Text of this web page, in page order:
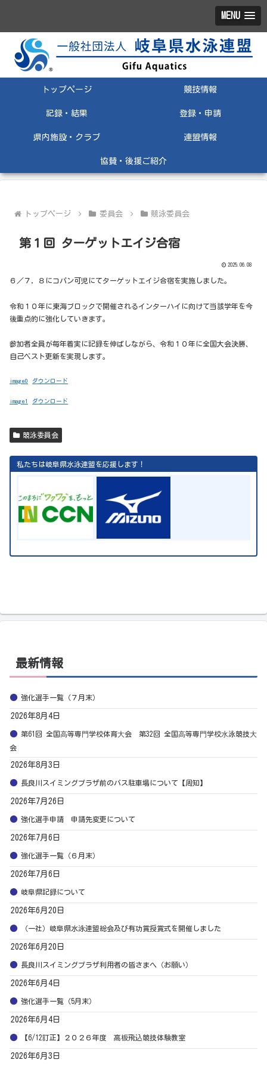
MENU
トップページ 競技情報
記録・結果 登録・申請
県内施設・クラブ 連盟情報
協賛・後援ご紹介
トップページ 委員会 競泳委員会
第１回 ターゲットエイジ合宿
2025.06.08
６／７，８にコパン可児にてターゲットエイジ合宿を実施しました。
令和１０年に東海ブロックで開催されるインターハイに向けて当該学年を今
後重点的に強化していきます。
参加者全員が毎年着実に記録を伸ばしながら、令和１０年に全国大会決勝、
自己ベスト更新を実現します。
image0 ダウンロード
image1 ダウンロード
競泳委員会
私たちは岐阜県水泳連盟を応援します！
最新情報
強化選手一覧（７月末）
2026年8月4日
第61回 全国⾼等専⾨学校体育⼤会 第32回 全国⾼等専⾨学校⽔泳競技⼤
会
2026年8月3日
長良川スイミングプラザ前のバス駐車場について【周知】
2026年7月26日
強化選手申請 申請先変更について
2026年7月6日
強化選手一覧（６月末）
2026年7月6日
岐阜県記録について
2026年6月20日
（一社）岐阜県水泳連盟総会及び有功賞授賞式を開催しました
2026年6月20日
長良川スイミングプラザ利用者の皆さまへ（お願い）
2026年6月4日
強化選手一覧（5月末）
2026年6月4日
【6/12訂正】２０２６年度 高板飛込競技体験教室
2026年6月3日